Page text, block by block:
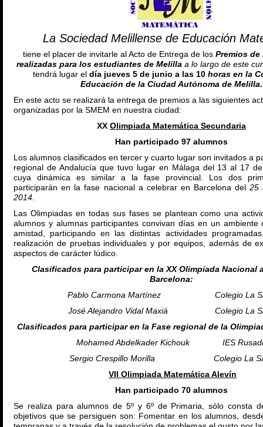
La Sociedad Melillense de Educación
tiene el placer de invitarle al Acto de Entrega de los Premios
realizadas para los estudiantes de Melilla a lo largo de este
tendrá lugar el día jueves 5 de junio a las 10 horas en la
Educación de la Ciudad Autónoma de Melilla.
En este acto se realizará la entrega de premios a las siguientes
organizadas por la SMEM en nuestra ciudad:
XX Olimpiada Matemática Secundaria
Han participado 97 alumnos
Los alumnos clasificados en tercer y cuarto lugar son invitados a
regional de Andalucía que tuvo lugar en Málaga del 13 al 17
cuya dinámica es similar a la fase provincial. Los dos
participarán en la fase nacional a celebrar en Barcelona del25
2014.
Las Olimpiadas en todas sus fases se plantean como una
alumnos y alumnas participantes convivan días en un ambiente
amistad, participando en las distintas actividades
realización de pruebas individuales y por equipos, además de
aspectos de carácter lúdico.
Clasificados para participar en la XX Olimpiada Nacional
Barcelona:
Pablo Carmona Martínez Colegio La
José Alejandro Vidal Maxiá Colegio La
Clasificados para participar en la Fase regional de la
Mohamed Abdelkader Kichouk IES
Sergio Crespillo Morilla Colegio La
VII Olimpiada Matemática Alevín
Han participado 70 alumnos
Se realiza para alumnos de 5º y 6º de Primaria, sólo consta
objetivos que se persiguen son: Fomentar en los alumnos,